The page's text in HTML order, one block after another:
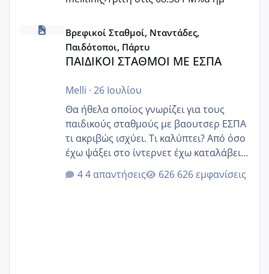
ΠΑΙΔΙΚΟΙ ΣΤΑΘΜΟΙ ΜΕ ΕΣΠΑ
Βρεφικοί Σταθμοί, Νταντάδες,
Παιδότοποι, Πάρτυ
ΠΑΙΔΙΚΟΙ ΣΤΑΘΜΟΙ ΜΕ ΕΣΠΑ
Melli · 26 Ιουλίου
Θα ήθελα οποίος γνωρίζει για τους
παιδικούς σταθμούς με βαουτσερ ΕΣΠΑ
τι ακριβώς ισχύει. Τι καλύπτει? Από όσο
έχω ψάξει στο ίντερνετ έχω καταλάβει
ότι το βαουτσερ καλύπτει όλα τα
δίδακτρα και τα τροφεια του ιδιωτικού
4 απαντήσεις 626 εμφανίσεις